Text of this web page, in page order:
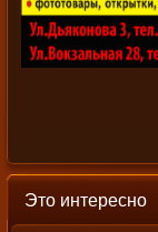
Это интересно